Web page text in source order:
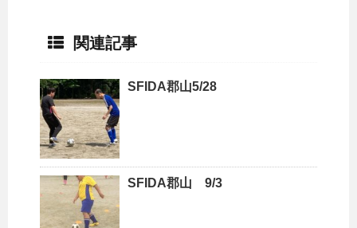
関連記事
SFIDA郡山5/28
SFIDA郡山 9/3